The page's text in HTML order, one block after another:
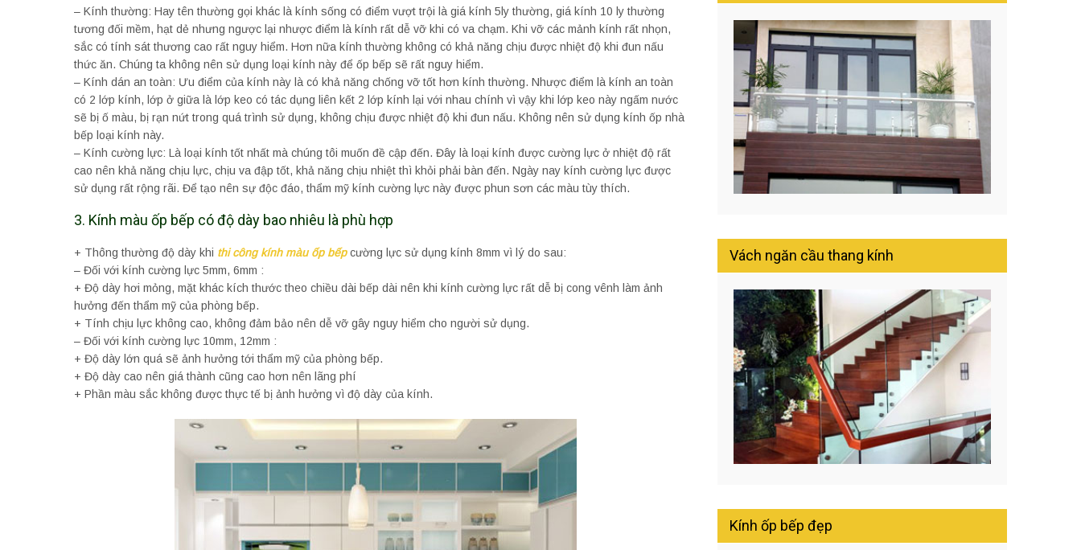
– Kính thường: Hay tên thường gọi khác là kính sống có điểm vượt trội là giá kính 5ly thường, giá kính 10 ly thường
tương đối mềm, hạt dẻ nhưng ngược lại nhược điểm là kính rất dễ vỡ khi có va chạm. Khi vỡ các mảnh kính rất nhọn,
sắc có tính sát thương cao rất nguy hiểm. Hơn nữa kính thường không có khả năng chịu được nhiệt độ khi đun nấu
thức ăn. Chúng ta không nên sử dụng loại kính này để ốp bếp sẽ rất nguy hiểm.
– Kính dán an toàn: Ưu điểm của kính này là có khả năng chống vỡ tốt hơn kính thường. Nhược điểm là kính an toàn
có 2 lớp kính, lớp ở giữa là lớp keo có tác dụng liên kết 2 lớp kính lại với nhau chính vì vậy khi lớp keo này ngấm nước
sẽ bị ố màu, bị rạn nứt trong quá trình sử dụng, không chịu được nhiệt độ khi đun nấu. Không nên sử dụng kính ốp nhà
bếp loại kính này.
– Kính cường lực: Là loại kính tốt nhất mà chúng tôi muốn đề cập đến. Đây là loại kính được cường lực ở nhiệt độ rất
cao nên khả năng chịu lực, chịu va đập tốt, khả năng chịu nhiệt thì khỏi phải bàn đến. Ngày nay kính cường lực được
sử dụng rất rộng rãi. Để tạo nên sự độc đáo, thẩm mỹ kính cường lực này được phun sơn các màu tùy thích.
3. Kính màu ốp bếp có độ dày bao nhiêu là phù hợp
+ Thông thường độ dày khi thi công kính màu ốp bếpcường lực sử dụng kính 8mm vì lý do sau:
– Đối với kính cường lực 5mm, 6mm :
+ Độ dày hơi mỏng, mặt khác kích thước theo chiều dài bếp dài nên khi kính cường lực rất dễ bị cong vênh làm ảnh
hưởng đến thẩm mỹ của phòng bếp.
+ Tính chịu lực không cao, không đảm bảo nên dễ vỡ gây nguy hiểm cho người sử dụng.
– Đối với kính cường lực 10mm, 12mm :
+ Độ dày lớn quá sẽ ảnh hưởng tới thẩm mỹ của phòng bếp.
+ Độ dày cao nên giá thành cũng cao hơn nên lãng phí
+ Phần màu sắc không được thực tế bị ảnh hưởng vì độ dày của kính.
Vách ngăn cầu thang kính
Kính ốp bếp đẹp